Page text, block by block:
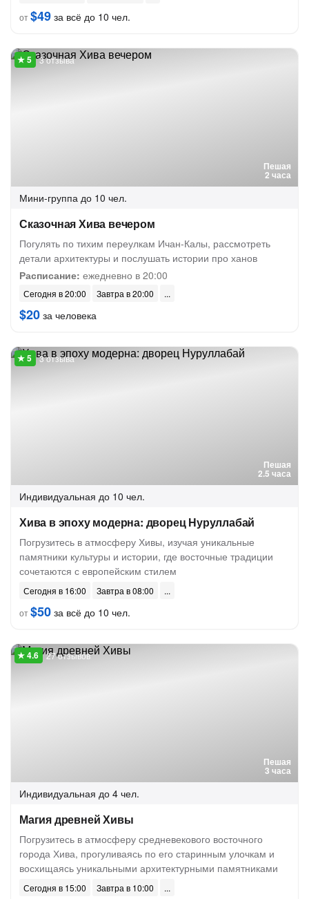
от$49 за всё до 10 чел.
Пешая
2 часа
3 отзыва
Мини-группа до 10 чел.
Сказочная Хива вечером
Погулять по тихим переулкам Ичан-Калы, рассмотреть
детали архитектуры и послушать истории про ханов
Расписание: ежедневно в 20:00
Сегодня в 20:00 Завтра в 20:00
$20 за человека
Пешая
2.5 часа
3 отзыва
Индивидуальная до 10 чел.
Хива в эпоху модерна: дворец Нуруллабай
Погрузитесь в атмосферу Хивы, изучая уникальные
памятники культуры и истории, где восточные традиции
сочетаются с европейским стилем
Сегодня в 16:00
Завтра в 08:00
от$50 за всё до 10 чел.
Пешая
3 часа
27 отзывов
Индивидуальная до 4 чел.
Магия древней Хивы
Погрузитесь в атмосферу средневекового восточного
города Хива, прогуливаясь по его старинным улочкам и
восхищаясь уникальными архитектурными памятниками
Сегодня в 15:00
Завтра в 10:00